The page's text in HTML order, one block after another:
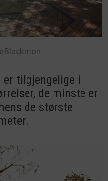
er tilgjengelige i
de minste er
de største